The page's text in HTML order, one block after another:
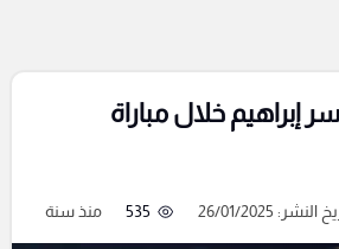
إبراهيم خلال مباراة
النشر: 26/01/2025 535 منذ سنة